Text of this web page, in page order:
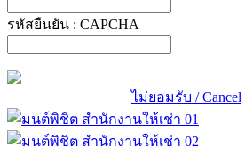
รหัสยืนยัน : CAPCHA
ไม่ยอมรับ / Cancel